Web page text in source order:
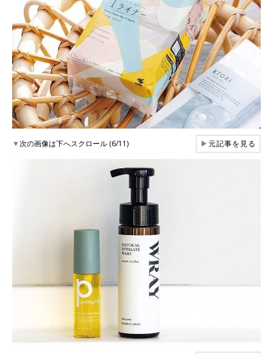
▼次の画像は下へスクロール (6/11) ▶元記事を見る